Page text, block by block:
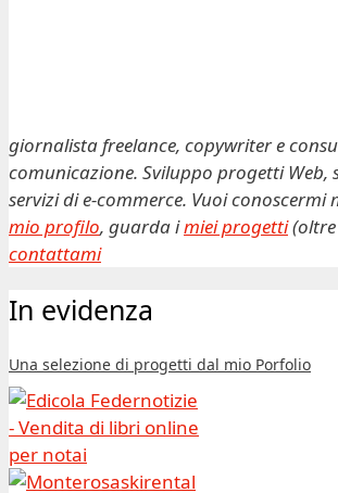
giornalista freelance, copywriter e
comunicazione. Sviluppo progetti Web,
servizi di e-commerce. Vuoi conoscermi
mio profilo, guarda imiei progetti(oltre
contattami
In evidenza
Una selezione di progetti dal mio Porfolio